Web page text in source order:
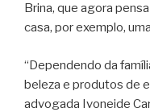
Brina, que agora
casa, por exemplo,
“Dependendo da
beleza e produtos de
advogada Ivoneide